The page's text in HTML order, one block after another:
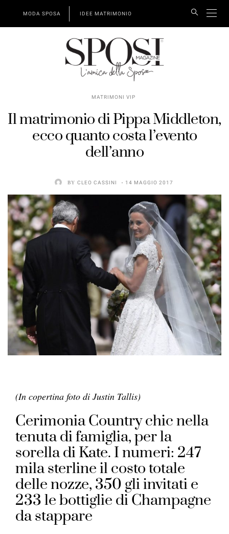
MODA SPOSA IDEE MATRIMONIO
MATRIMONI VIP
Il matrimonio di Pippa Middleton,
ecco quanto costa l’evento
dell’anno
BY CLEO CASSINI 14 MAGGIO 2017
(In copertina foto di Justin Tallis)
Cerimonia Country chic nella
tenuta di famiglia, per la
sorella di Kate. I numeri: 247
mila sterline il costo totale
delle nozze, 350 gli invitati e
233 le bottiglie di Champagne
da stappare